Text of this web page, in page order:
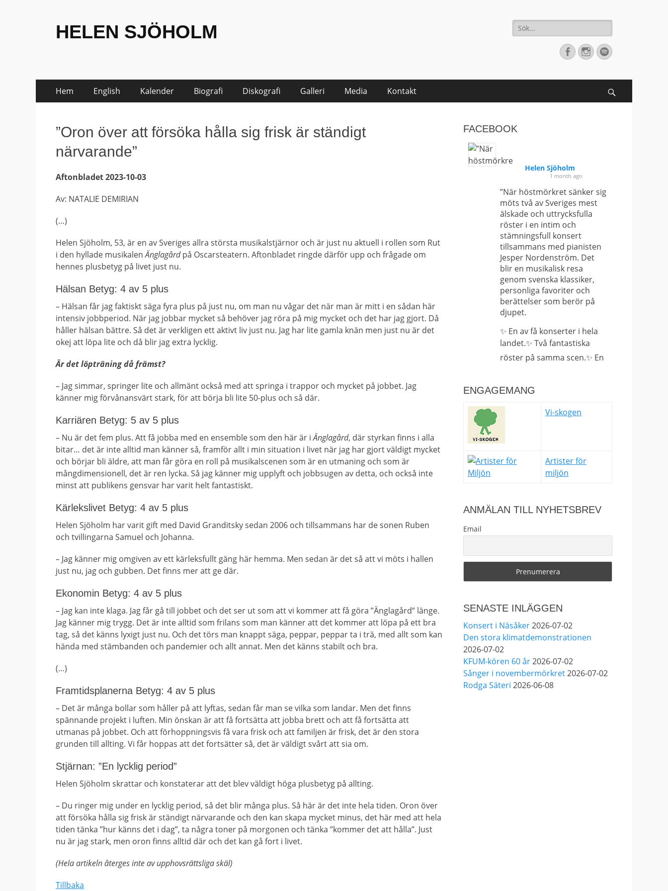
HELEN SJÖHOLM
Sök
efter:
FacebookInstagram
Spotify
Primär
meny
Hem English Kalender Biografi Diskografi Galleri Media Kontakt
”Oron över att försöka hålla sig frisk är ständigt
närvarande”
Aftonbladet 2023-10-03
Av: NATALIE DEMIRIAN
(…)
Helen Sjöholm, 53, är en av Sveriges allra största musikalstjärnor och är just nu aktuell i rollen som Rut
i den hyllade musikalenÄnglagårdpå Oscarsteatern. Aftonbladet ringde därför upp och frågade om
hennes plusbetyg på livet just nu.
Hälsan Betyg: 4 av 5 plus
– Hälsan får jag faktiskt säga fyra plus på just nu, om man nu vågar det när man är mitt i en sådan här
intensiv jobbperiod. När jag jobbar mycket så behöver jag röra på mig mycket och det har jag gjort. Då
håller hälsan bättre. Så det är verkligen ett aktivt liv just nu. Jag har lite gamla knän men just nu är det
okej att löpa lite och då blir jag extra lycklig.
Är det löpträning då främst?
– Jag simmar, springer lite och allmänt också med att springa i trappor och mycket på jobbet. Jag
känner mig förvånansvärt stark, för att börja bli lite 50-plus och så där.
Karriären Betyg: 5 av 5 plus
– Nu är det fem plus. Att få jobba med en ensemble som den här är iÄnglagård, där styrkan finns i alla
bitar… det är inte alltid man känner så, framför allt i min situation i livet när jag har gjort väldigt mycket
och börjar bli äldre, att man får göra en roll på musikalscenen som är en utmaning och som är
mångdimensionell, det är ren lycka. Så jag känner mig upplyft och jobbsugen av detta, och också inte
minst att publikens gensvar har varit helt fantastiskt.
Kärlekslivet Betyg: 4 av 5 plus
Helen Sjöholm har varit gift med David Granditsky sedan 2006 och tillsammans har de sonen Ruben
och tvillingarna Samuel och Johanna.
– Jag känner mig omgiven av ett kärleksfullt gäng här hemma. Men sedan är det så att vi möts i hallen
just nu, jag och gubben. Det finns mer att ge där.
Ekonomin Betyg: 4 av 5 plus
– Jag kan inte klaga. Jag får gå till jobbet och det ser ut som att vi kommer att få göra ”Änglagård” länge.
Jag känner mig trygg. Det är inte alltid som frilans som man känner att det kommer att löpa på ett bra
tag, så det känns lyxigt just nu. Och det törs man knappt säga, peppar, peppar ta i trä, med allt som kan
hända med stämbanden och pandemier och allt annat. Men det känns stabilt och bra.
(…)
Framtidsplanerna Betyg: 4 av 5 plus
– Det är många bollar som håller på att lyftas, sedan får man se vilka som landar. Men det finns
spännande projekt i luften. Min önskan är att få fortsätta att jobba brett och att få fortsätta att
utmanas på jobbet. Och att förhoppningsvis få vara frisk och att familjen är frisk, det är den stora
grunden till allting. Vi får hoppas att det fortsätter så, det är väldigt svårt att sia om.
Stjärnan: ”En lycklig period”
Helen Sjöholm skrattar och konstaterar att det blev väldigt höga plusbetyg på allting.
– Du ringer mig under en lycklig period, så det blir många plus. Så här är det inte hela tiden. Oron över
att försöka hålla sig frisk är ständigt närvarande och den kan skapa mycket minus, det här med att hela
tiden tänka ”hur känns det i dag”, ta några toner på morgonen och tänka ”kommer det att hålla”. Just
nu är jag stark, men oron finns alltid där och det kan gå fort i livet.
(Hela artikeln återges inte av upphovsrättsliga skäl)
Tillbaka
FACEBOOK
Helen Sjöholm
1 month ago
”När höstmörkret sänker sig
möts två av Sveriges mest
älskade och uttrycksfulla
röster i en intim och
stämningsfull konsert
tillsammans med pianisten
Jesper Nordenström. Det
blir en musikalisk resa
genom svenska klassiker,
personliga favoriter och
berättelser som berör på
djupet.
✨ En av få konserter i hela
landet.✨ Två fantastiska
röster på samma scen.✨ En
upplevas på plats.
långt ifrån en vanlig konsert
tillsammans i ett format
som få får chansen att se.”
239 3 8
2 months ago
konsert med Nimbus på
Hamburger Börs.
Gör som jag - kom dit!! Det
blir grymt 🤩Nimbus är
Melvin Andreassen/ Adil
Backman & Ruben
Granditsky och de är för
kvällen förstärkta med
ENGAGEMANG
Vi-skogen
Artister för
miljön
ANMÄLAN TILL NYHETSBREV
Email
SENASTE INLÄGGEN
Konsert i Näsåker2026-07-02
Den stora klimatdemonstrationen
2026-07-02
KFUM-kören 60 år2026-07-02
Sånger i novembermörkret2026-07-02
Rodga Säteri 2026-06-08